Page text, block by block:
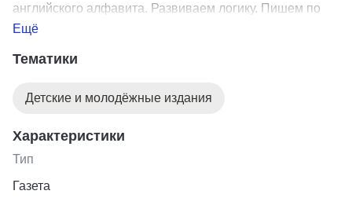
английского алфавита. Развиваем логику. Пишем по
клеточкам и линеечкам, раскрашиваем картинки
Ещё
Тематики
Детские и молодёжные издания
Характеристики
Тип
Газета